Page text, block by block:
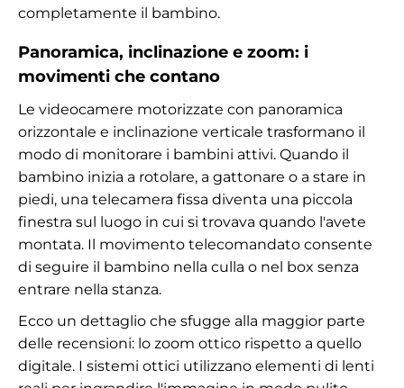
completamente il bambino.
Panoramica, inclinazione e zoom: i
movimenti che contano
Le videocamere motorizzate con panoramica
orizzontale e inclinazione verticale trasformano il
modo di monitorare i bambini attivi. Quando il
bambino inizia a rotolare, a gattonare o a stare in
piedi, una telecamera fissa diventa una piccola
finestra sul luogo in cui si trovava quando l'avete
montata. Il movimento telecomandato consente
di seguire il bambino nella culla o nel box senza
entrare nella stanza.
Ecco un dettaglio che sfugge alla maggior parte
delle recensioni: lo zoom ottico rispetto a quello
digitale. I sistemi ottici utilizzano elementi di lenti